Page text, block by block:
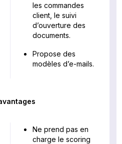
les commandes
client, le suivi
d’ouverture des
documents.
Propose des
modèles d’e-mails.
Ne prend pas en
charge le scoring